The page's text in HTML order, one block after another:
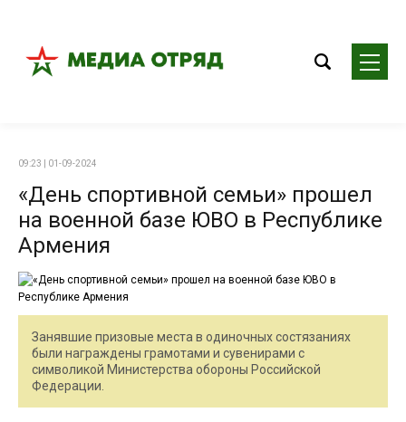
09:23 | 01-09-2024
«День спортивной семьи» прошел
на военной базе ЮВО в Республике
Армения
Занявшие призовые места в одиночных состязаниях
были награждены грамотами и сувенирами с
символикой Министерства обороны Российской
Федерации.